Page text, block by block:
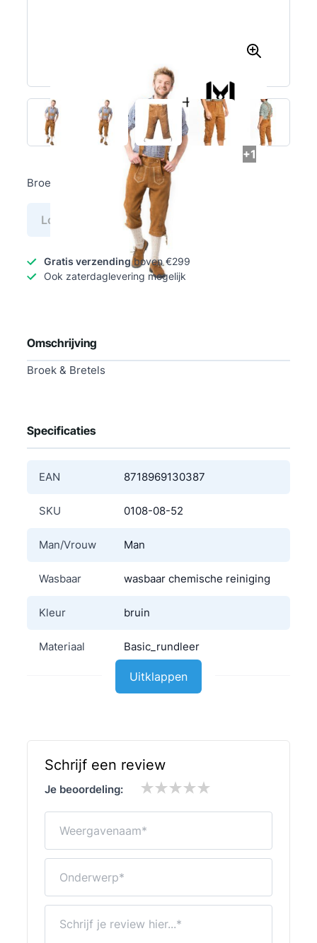
+1
Broek & Bretels
Log in voor prijs
Gratis verzendingboven €299
Ook zaterdaglevering mogelijk
Omschrijving
Broek & Bretels
Specificaties
EAN 8718969130387
SKU 0108-08-52
Man/Vrouw Man
Wasbaar wasbaar chemische reiniging
Kleur bruin
Materiaal Basic_rundleer
Uitklappen
Schrijf een review
Je beoordeling: